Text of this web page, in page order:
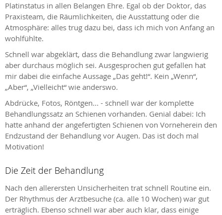
Platinstatus in allen Belangen Ehre. Egal ob der Doktor, das
Praxisteam, die Räumlichkeiten, die Ausstattung oder die
Atmosphäre: alles trug dazu bei, dass ich mich von Anfang an
wohlfühlte.
Schnell war abgeklärt, dass die Behandlung zwar langwierig
aber durchaus möglich sei. Ausgesprochen gut gefallen hat
mir dabei die einfache Aussage „Das geht!“. Kein „Wenn“,
„Aber“, „Vielleicht“ wie anderswo.
Abdrücke, Fotos, Röntgen... - schnell war der komplette
Behandlungssatz an Schienen vorhanden. Genial dabei: Ich
hatte anhand der angefertigten Schienen von Vorneherein den
Endzustand der Behandlung vor Augen. Das ist doch mal
Motivation!
Die Zeit der Behandlung
Nach den allerersten Unsicherheiten trat schnell Routine ein.
Der Rhythmus der Arztbesuche (ca. alle 10 Wochen) war gut
erträglich. Ebenso schnell war aber auch klar, dass einige